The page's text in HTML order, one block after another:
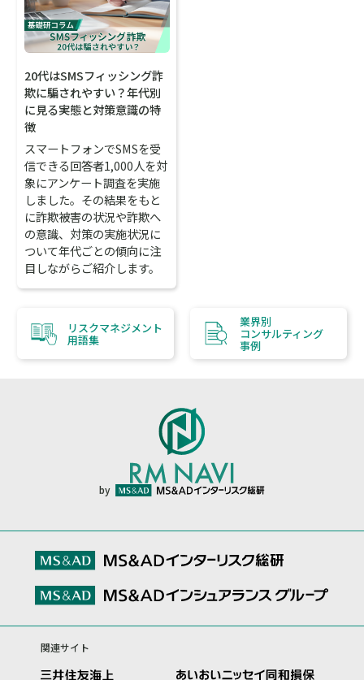
20代はSMSフィッシング詐
欺に騙されやすい？年代別
に見る実態と対策意識の特
徴
スマートフォンでSMSを受
信できる回答者1,000人を対
象にアンケート調査を実施
しました。その結果をもと
に詐欺被害の状況や詐欺へ
の意識、対策の実施状況に
ついて年代ごとの傾向に注
目しながらご紹介します。
リスクマネジメント
用語集
業界別
コンサルティング
事例
by
関連サイト